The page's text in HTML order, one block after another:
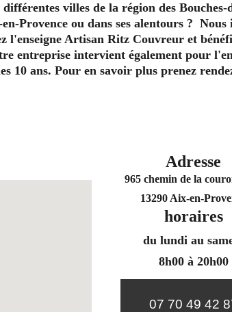
Adresse
965 chemin de la
13290 Aix-en-
07 70 49 42
villes de la région des Bouches-
Provence ou dans ses alentours ?  Nous
Artisan Ritz Couvreur et
entreprise intervient également pour
10 ans. Pour en savoir plus prenez
horaires
du lundi au
8h00 à 20h00